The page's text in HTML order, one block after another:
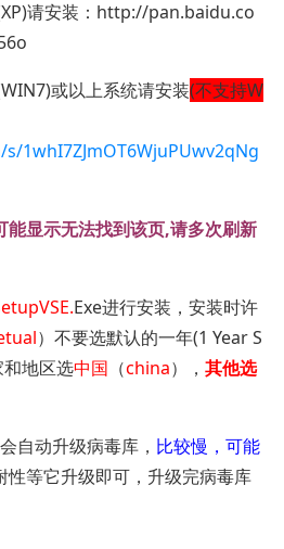
请安装：http://pan.baidu.co
或以上系统请安装(不支持W
1whI7ZJmOT6WjuPUwv2qNg
能显示无法找到该页,请多次刷新
Exe进行安装，安装时许
）不要选默认的一年(1 Year S
地区选中国 （china）， 其他选
自动升级病毒库， 比较慢，可能
性等它升级即可，升级完病毒库